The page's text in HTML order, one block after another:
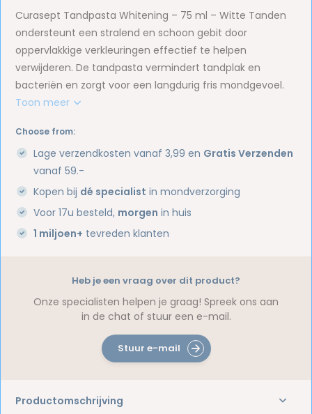
Curasept Tandpasta Whitening – 75 ml – Witte Tanden
ondersteunt een stralend en schoon gebit door
oppervlakkige verkleuringen effectief te helpen
verwijderen. De tandpasta vermindert tandplak en
bacteriën en zorgt voor een langdurig fris mondgevoel.
Toon meer
Choose from:
Lage verzendkosten vanaf 3,99 en Gratis Verzenden
vanaf 59.-
Kopen bij dé specialist in mondverzorging
Voor 17u besteld, morgen in huis
1 miljoen+ tevreden klanten
Productomschrijving
Heb je een vraag over dit product?
Onze specialisten helpen je graag! Spreek ons aan
in de chat of stuur een e-mail.
Stuur e-mail